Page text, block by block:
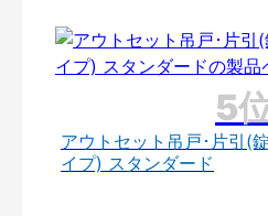
アウトセット吊戸･片引(
イプ) スタンダード